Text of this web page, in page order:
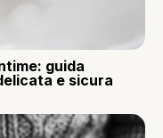
guida
e sicura